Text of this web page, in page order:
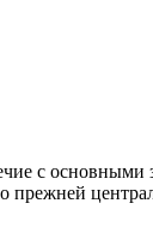
с